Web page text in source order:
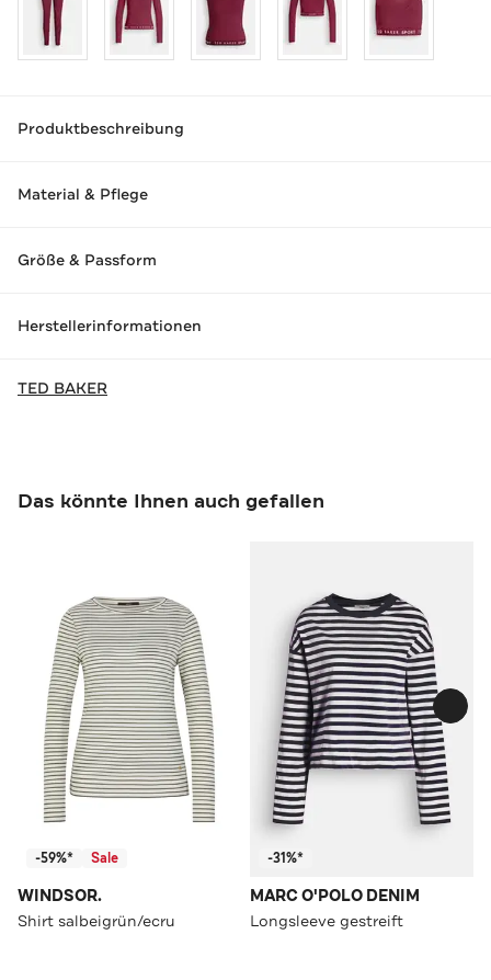
Produktbeschreibung
Material & Pflege
Größe & Passform
Herstellerinformationen
TED BAKER
Das könnte Ihnen auch gefallen
-59%* Sale
WINDSOR.
Shirt salbeigrün/ecru
-31%*
MARC O'POLO DENIM
Longsleeve gestreift